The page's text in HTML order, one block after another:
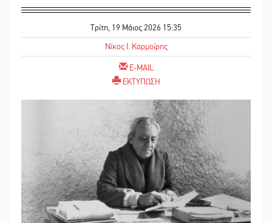
Τρίτη, 19 Μάιος 2026 15:35
Νίκος Ι. Καρμοίρης
E-MAIL
ΕΚΤΥΠΩΣΗ